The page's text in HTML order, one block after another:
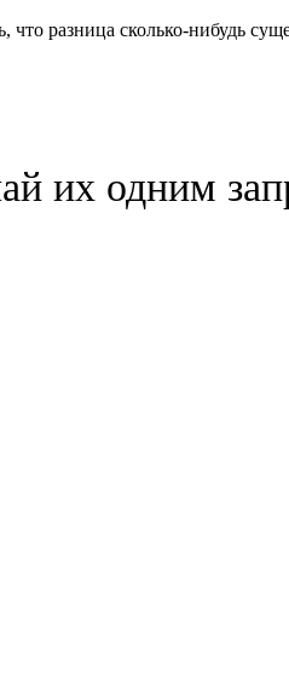
разница сколько-нибудь
их одним